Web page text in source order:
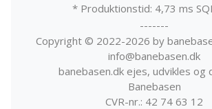
* Produktionstid: 4,73 ms
-------
Copyright © 2022-2026 by
info@banebasen.dk
banebasen.dk ejes, udvikles og
Banebasen
CVR-nr.: 42 74 63 12